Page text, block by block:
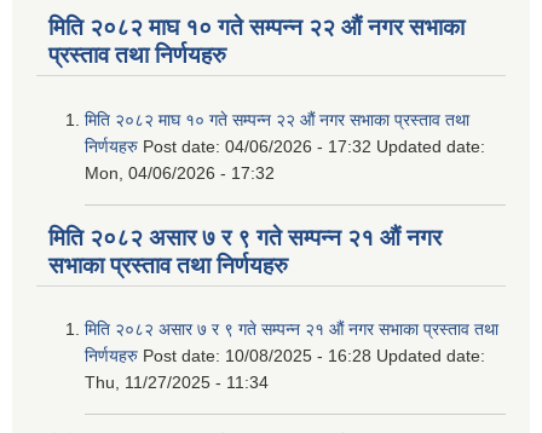
मिति २०८२ माघ १० गते सम्पन्न २२ औं नगर सभाका
प्रस्ताव तथा निर्णयहरु
मिति २०८२ माघ १० गते सम्पन्न २२ औं नगर सभाका प्रस्ताव तथा
निर्णयहरु Post date: 04/06/2026 - 17:32 Updated date:
Mon, 04/06/2026 - 17:32
मिति २०८२ असार ७ र ९ गते सम्पन्न २१ औं नगर
सभाका प्रस्ताव तथा निर्णयहरु
मिति २०८२ असार ७ र ९ गते सम्पन्न २१ औं नगर सभाका प्रस्ताव तथा
निर्णयहरु Post date: 10/08/2025 - 16:28 Updated date:
Thu, 11/27/2025 - 11:34